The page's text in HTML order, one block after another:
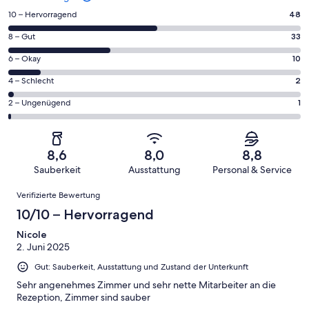
48
von
insgesamt
94
Gästebewertungen
haben
eine
Bewertung
Hervorragend
10 – Hervorragend 48
33
von
insgesamt
94
Gästebewertungen
haben
Bewertung
Gut
8 – Gut 33
10
von
insgesamt
94
Gästebewertungen
Bewertung
Okay
6 – Okay 10
2
von
insgesamt
Gästebewertungen
von
Schlecht
4 – Schlecht 2
1
von
insgesamt
Gästebewertungen
haben
eine
Bewertung
von
Ungenügend
2 – Ungenügend 1
8,6
Sauberkeit
8,0
Ausstattung
8,8
Personal & Service
Bewertungen
Verifizierte Bewertung
10/10 – Hervorragend
Nicole
2. Juni 2025
Gut: Sauberkeit, Ausstattung und Zustand der Unterkunft
Sehr angenehmes Zimmer und sehr nette Mitarbeiter an die
Rezeption, Zimmer sind sauber